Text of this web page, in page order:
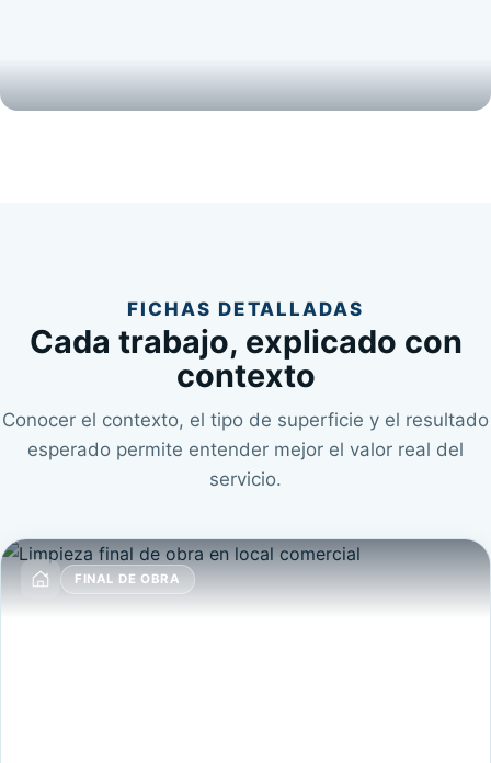
FICHAS DETALLADAS
Cada trabajo, explicado con
contexto
Conocer el contexto, el tipo de superficie y el resultado
esperado permite entender mejor el valor real del
servicio.
FINAL DE OBRA